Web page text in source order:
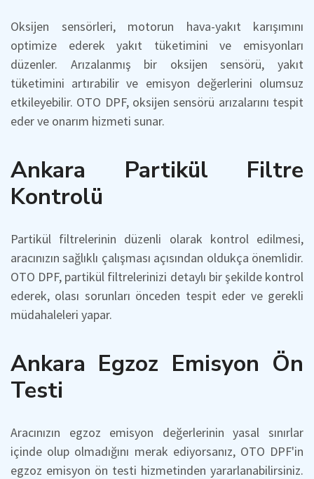
Oksijen sensörleri, motorun hava-yakıt karışımını
optimize ederek yakıt tüketimini ve emisyonları
düzenler. Arızalanmış bir oksijen sensörü, yakıt
tüketimini artırabilir ve emisyon değerlerini olumsuz
etkileyebilir. OTO DPF, oksijen sensörü arızalarını tespit
eder ve onarım hizmeti sunar.
Ankara Partikül Filtre
Kontrolü
Partikül filtrelerinin düzenli olarak kontrol edilmesi,
aracınızın sağlıklı çalışması açısından oldukça önemlidir.
OTO DPF, partikül filtrelerinizi detaylı bir şekilde kontrol
ederek, olası sorunları önceden tespit eder ve gerekli
müdahaleleri yapar.
Ankara Egzoz Emisyon Ön
Testi
Aracınızın egzoz emisyon değerlerinin yasal sınırlar
içinde olup olmadığını merak ediyorsanız, OTO DPF'in
egzoz emisyon ön testi hizmetinden yararlanabilirsiniz.